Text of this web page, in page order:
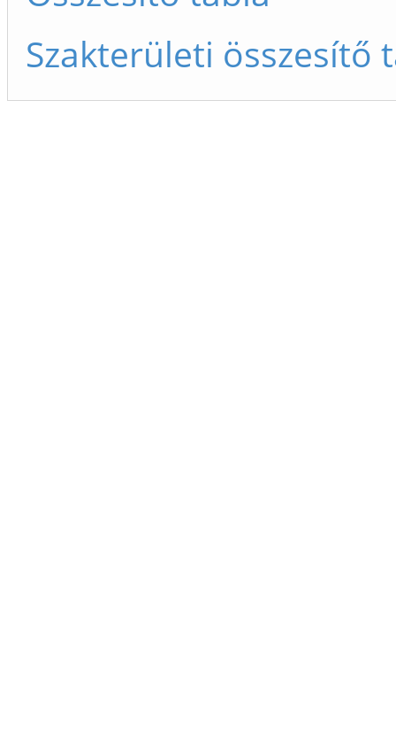
Szakterületi összesítő